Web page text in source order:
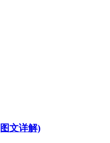
文详解)